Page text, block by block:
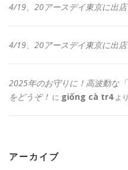
4/19、20アースデイ東京に出店
4/19、20アースデイ東京に出店
2025年のお守りに！高波動な
をどうぞ！ に giống cà tr4より
アーカイブ